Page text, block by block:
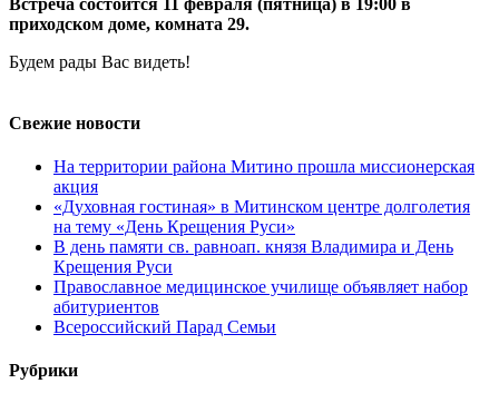
приходском доме, комната 29.
Будем рады Вас видеть!
Свежие новости
На территории района Митино прошла миссионерская
акция
«Духовная гостиная» в Митинском центре долголетия
на тему «День Крещения Руси»
В день памяти св. равноап. князя Владимира и День
Крещения Руси
Православное медицинское училище объявляет набор
абитуриентов
Всероссийский Парад Семьи
Рубрики